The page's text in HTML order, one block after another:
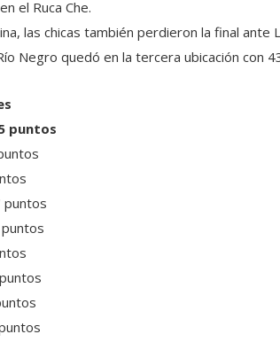
el Ruca Che.
las chicas también perdieron la final ante
Negro quedó en la tercera ubicación
puntos
puntos